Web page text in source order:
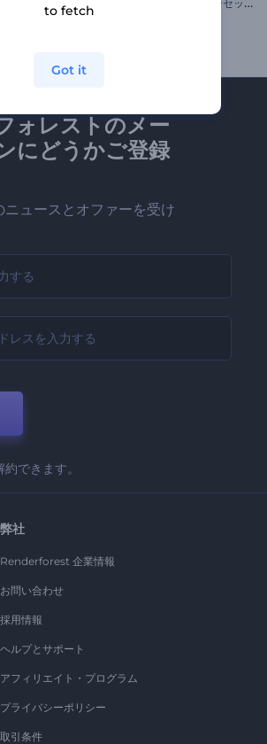
ォレストのメー
にどうかご登録
ニュースとオファーを受け
できます。
弊社
Renderforest 企業情報
お問い合わせ
採用情報
ヘルプとサポート
アフィリエイト・プログラム
プライバシーポリシー
取引条件
to fetch
Got it